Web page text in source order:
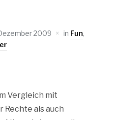
2009 in Fun,
Vergleich mit
Rechte als auch